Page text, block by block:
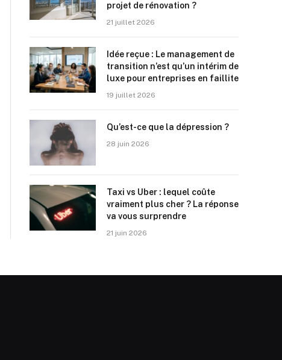
projet de rénovation ?
21 juillet 2026
Idée reçue : Le management de
transition n’est qu’un intérim de
luxe pour entreprises en faillite
19 juillet 2026
Qu’est-ce que la dépression ?
28 juin 2026
Taxi vs Uber : lequel coûte
vraiment plus cher ? La réponse
va vous surprendre
21 juin 2026